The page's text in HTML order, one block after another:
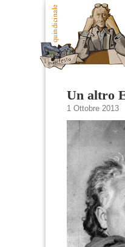
Un altro
1 Ottobre 2013